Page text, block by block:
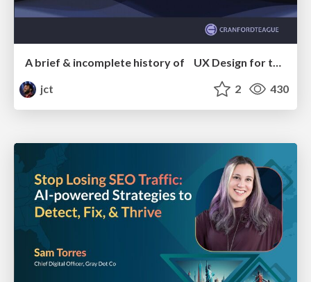
A brief & incomplete history of UX Design for the World Wide Web: 1989–2019
jct
2 430